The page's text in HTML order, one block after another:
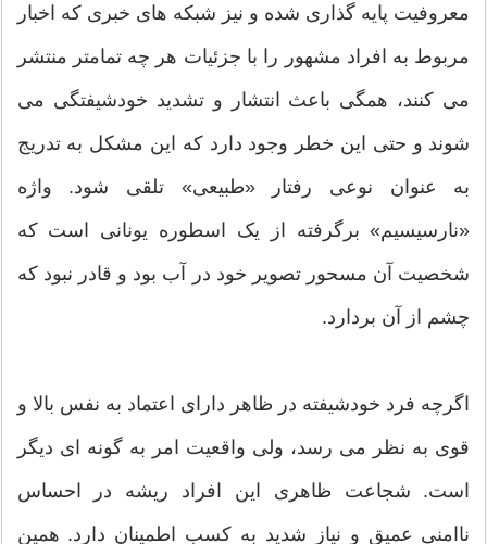
معروفیت پایه گذاری شده و نیز شبکه های خبری که اخبار
مربوط به افراد مشهور را با جزئیات هر چه تمامتر منتشر
می کنند، همگی باعث انتشار و تشدید خودشیفتگی می
شوند و حتی این خطر وجود دارد که این مشکل به تدریج
به عنوان نوعی رفتار «طبیعی» تلقی شود. واژه
«نارسیسیم» برگرفته از یک اسطوره یونانی است که
شخصیت آن مسحور تصویر خود در آب بود و قادر نبود که
چشم از آن بردارد.
اگرچه فرد خودشیفته در ظاهر دارای اعتماد به نفس بالا و
قوی به نظر می رسد، ولی واقعیت امر به گونه ای دیگر
است. شجاعت ظاهری این افراد ریشه در احساس
ناامنی عمیق و نیاز شدید به کسب اطمینان دارد. همین